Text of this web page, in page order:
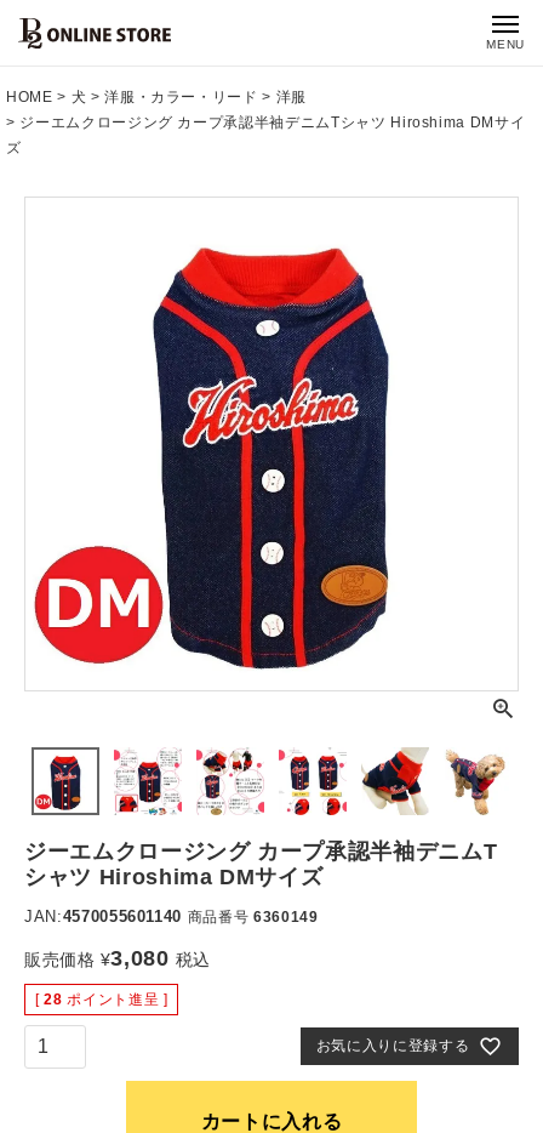
MENU
HOME 犬 洋服・カラー・リード
洋服
ジーエムクロージング カープ承認半袖デニムTシャツ Hiroshima DMサイ
ズ
ジーエムクロージング カープ承認半袖デニムT
シャツ Hiroshima DMサイズ
JAN:4570055601140 商品番号 6360149
販売価格 ¥3,080 税込
[ 28 ポイント進呈 ]
お気に入りに登録する
カートに入れる